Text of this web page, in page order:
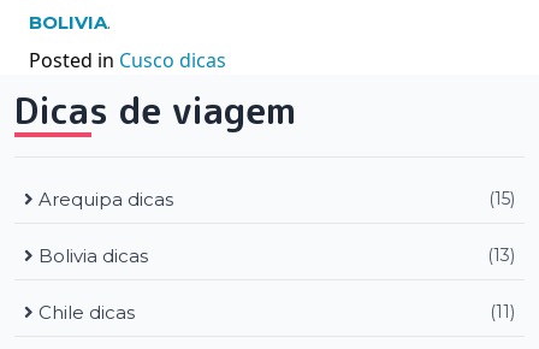
BOLIVIA.
Posted in Cusco dicas
Dicas de viagem
Arequipa dicas (15)
Bolivia dicas (13)
Chile dicas (11)